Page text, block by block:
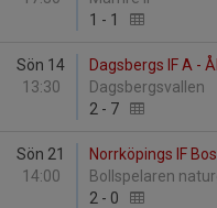
1 - 1
Sön 14
13:30
Dagsbergs IF A -
Dagsbergsvallen
2 - 7
Sön 21
14:00
Norrköpings IF
Bollspelaren
2 - 0